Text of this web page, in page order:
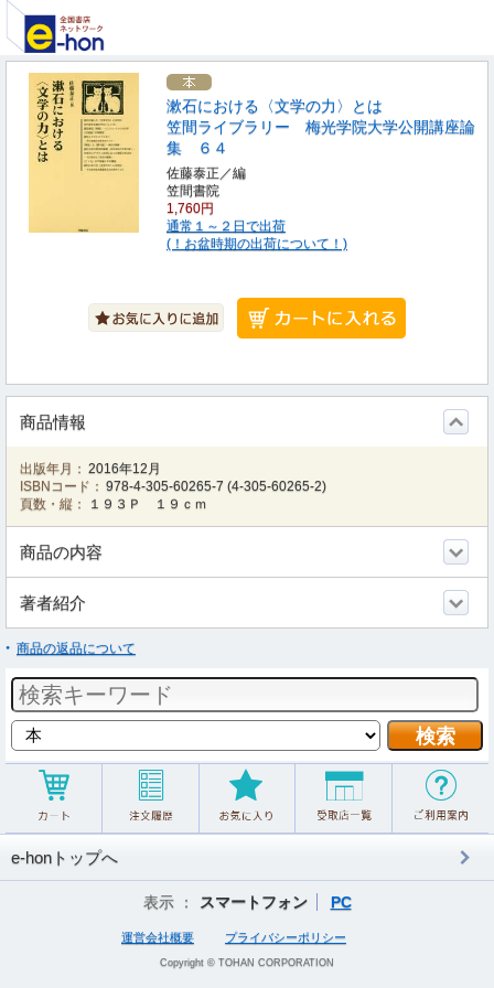
漱石における〈文学の力〉とは
笠間ライブラリー 梅光学院大学公開講座論
集 ６４
佐藤泰正／編
笠間書院
1,760円
通常１～２日で出荷
(！お盆時期の出荷について！)
商品情報
出版年月： 2016年12月
ISBNコード： 978-4-305-60265-7 (4-305-60265-2)
頁数・縦：
１９３Ｐ １９ｃｍ
商品の内容
著者紹介
商品の返品について
e-honトップへ
表示 ： スマートフォン PC
運営会社概要 プライバシーポリシー
Copyright © TOHAN CORPORATION